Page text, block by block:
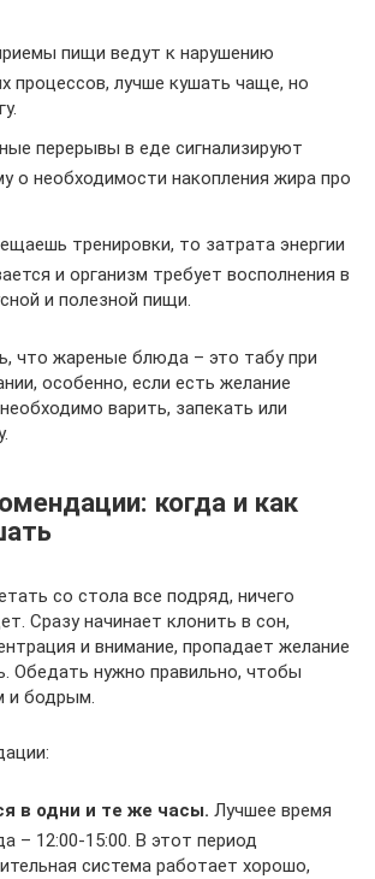
пищи ведут к нарушению
процессов, лучше кушать чаще, но
перерывы в еде сигнализируют
о необходимости накопления жира про
тренировки, то затрата энергии
и организм требует восполнения в
и полезной пищи.
что жареные блюда – это табу при
особенно, если есть желание
варить, запекать или
когда и как
со стола все подряд, ничего
Сразу начинает клонить в сон,
и внимание, пропадает желание
Обедать нужно правильно, чтобы
и бодрым.
в одни и те же часы. Лучшее время
– 12:00-15:00. В этот период
система работает хорошо,